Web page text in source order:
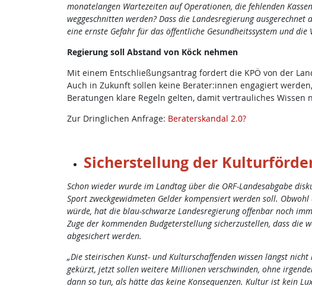
monatelangen Wartezeiten auf Operationen, die fehlenden
weggeschnitten werden? Dass die Landesregierung
eine ernste Gefahr für das öffentliche Gesundheitssystem und die
Regierung soll Abstand von Köck nehmen
Mit einem Entschließungsantrag fordert die KPÖ von der
Auch in Zukunft sollen keine Berater:innen engagiert
Beratungen klare Regeln gelten, damit vertrauliches
Zur Dringlichen Anfrage: Beraterskandal 2.0?
Sicherstellung der
Schon wieder wurde im Landtag über die ORF-Landesabgabe
Sport zweckgewidmeten Gelder kompensiert werden soll.
würde, hat die blau-schwarze Landesregierung offenbar noch
Zuge der kommenden Budgeterstellung sicherzustellen, dass
abgesichert werden.
„Die steirischen Kunst- und Kulturschaffenden wissen längst
gekürzt, jetzt sollen weitere Millionen verschwinden, ohne
dann so tun, als hätte das keine Konsequenzen. Kultur ist kein